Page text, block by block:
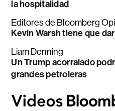
la hospitalidad
Editores de Bloomberg
Kevin Warsh tiene que
Liam Denning
Un Trump acorralado
grandes petroleras